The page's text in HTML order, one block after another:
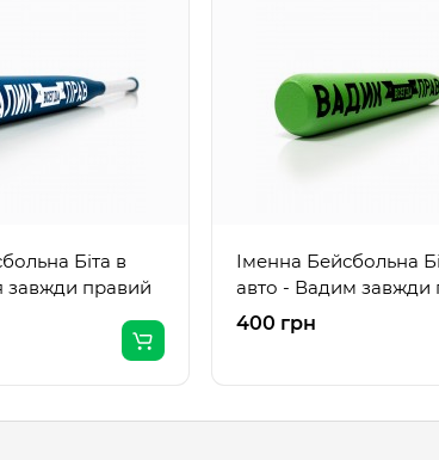
Біта в
завжди правий
Іменна Бейсбольна
авто - Вадим завжди
400 грн